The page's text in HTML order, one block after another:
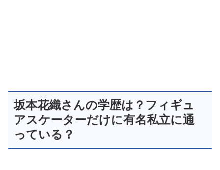
坂本花織さんの学歴は？フィギュ
アスケーターだけに有名私立に通
っている？